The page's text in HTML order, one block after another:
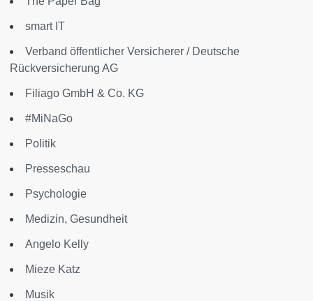
smart IT
Verband öffentlicher Versicherer / Deutsche
Rückversicherung AG
Filiago GmbH & Co. KG
#MiNaGo
Politik
Presseschau
Psychologie
Medizin, Gesundheit
Angelo Kelly
Mieze Katz
Musik